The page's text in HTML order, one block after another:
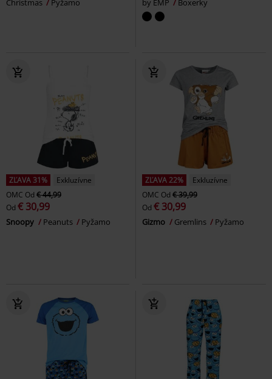
ZĽAVA 31%
Exkluzívne
OMC Od € 44,99
Od € 30,99
Snoopy Peanuts Pyžamo
ZĽAVA 22%
Exkluzívne
OMC Od € 39,99
Od € 30,99
Gizmo Gremlins Pyžamo